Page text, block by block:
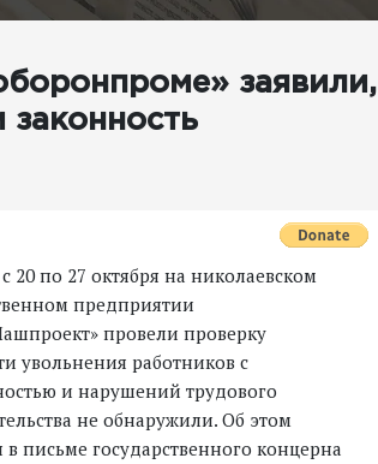
заявили,
20 по 27 октября на николаевском
предприятии
провели проверку
увольнения работников с
и нарушений трудового
не обнаружили. Об этом
в письме государственного концерна